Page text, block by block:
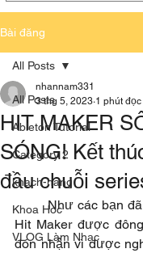
Bài đăng
All Posts
Ableton Tutorial
Category 2
khach-hang
Khoa Hoc
VLOG Làm Nhạc
All Posts
HIT MAKER
SÓNG! Kết
đầu chuỗi
nhannam331
3 thg 5, 2023 1 phút đọc
	Như các bạn đã biết chuỗi Series
Hit Maker được
đón nhận vì được